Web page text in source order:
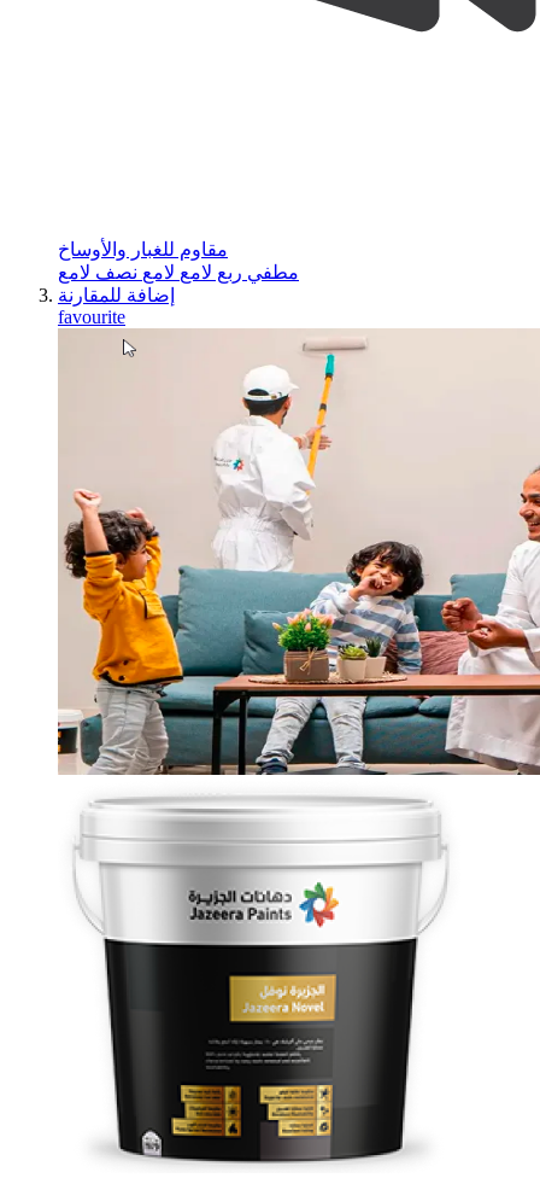
مقاوم للغبار والأوساخ
مطفي ربع لامع لامع نصف لامع
إضافة للمقارنة
favourite